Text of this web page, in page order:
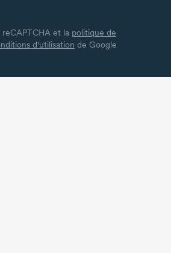
et la politique de
d'utilisation de Google